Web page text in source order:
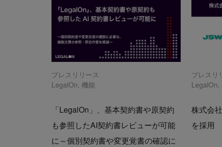
プレスリリース
LegalOn 機能
「LegalOn」、基本契約書や原契約
も参照したAI契約書レビューが可能
に～個別契約書や変更覚書の確認に
プレスリ
LegalOn
株式会
を採用